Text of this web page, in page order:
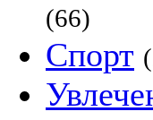
(66)
Спорт